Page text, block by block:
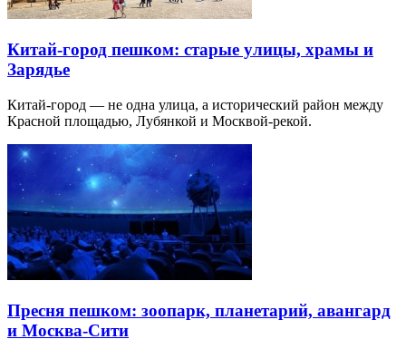
Китай-город пешком: старые улицы, храмы и
Зарядье
Китай-город — не одна улица, а исторический район между
Красной площадью, Лубянкой и Москвой-рекой.
Пресня пешком: зоопарк, планетарий, авангард
и Москва-Сити